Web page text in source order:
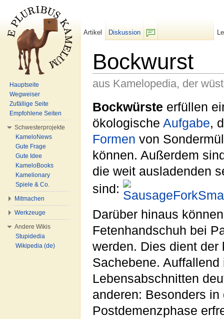
Bockwurst
aus Kamelopedia, der
Bockwürste erfüllen
ökologische Aufgabe,
Formen von
können. Außerdem
die weit ausladenden
sind:
Darüber hinaus
Fetenhandschuh bei
werden. Dies dient
Sachebene.
Lebensabschnitten
anderen: Besonders
Postdemenzphase
Artikel
Diskussion
Hauptseite
Wegweiser
Zufällige Seite
Empfohlene Seiten
Schwesterprojekte
KameloNews
Gute Frage
Gute Idee
KameloBooks
Kamelionary
Spiele & Co.
Mitmachen
Werkzeuge
Andere Wikis
Stupidedia
Wikipedia (de)